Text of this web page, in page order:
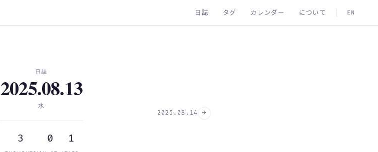
日誌 タグ カレンダー について EN
日誌
2025.08.13
水
3 0 1
2025.08.14 →